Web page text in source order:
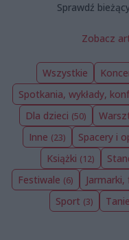
Sprawdź
Zobacz
Wszystkie
Spotkania, wykłady,
Dla dzieci (50)
Inne (23) Spacery i
Książki (12)
Festiwale (6)
Sport (3)